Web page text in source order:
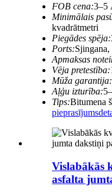
FOB cena:3–5
Minimālais
kvadrātmetri
Piegādes spēja:
Ports:
Apmaksas
Vēja pretestība:
Mūža garantija:
Aļģu izturība:
Tips:Bitumena
pieprasījums
Vislabākās
asfalta